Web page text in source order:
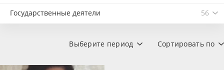
Государственные деятели 56
Сортировать по
Выберите период